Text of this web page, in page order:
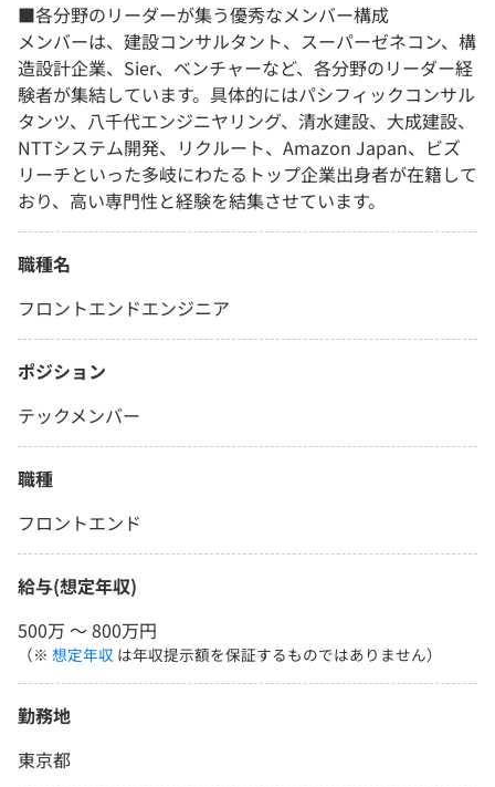
■各分野のリーダーが集う優秀なメンバー構成
メンバーは、建設コンサルタント、スーパーゼネコン、構
造設計企業、Sier、ベンチャーなど、各分野のリーダー経
験者が集結しています。具体的にはパシフィックコンサル
タンツ、八千代エンジニヤリング、清水建設、大成建設、
NTTシステム開発、リクルート、Amazon Japan、ビズ
リーチといった多岐にわたるトップ企業出身者が在籍して
おり、高い専門性と経験を結集させています。
職種名
フロントエンドエンジニア
ポジション
テックメンバー
職種
フロントエンド
給与(想定年収)
500万 〜 800万円
（※ 想定年収 は年収提示額を保証するものではありません）
勤務地
東京都